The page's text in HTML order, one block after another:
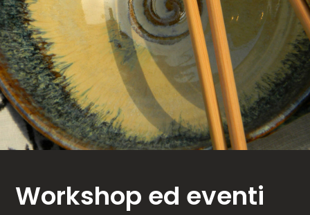
Workshop ed eventi